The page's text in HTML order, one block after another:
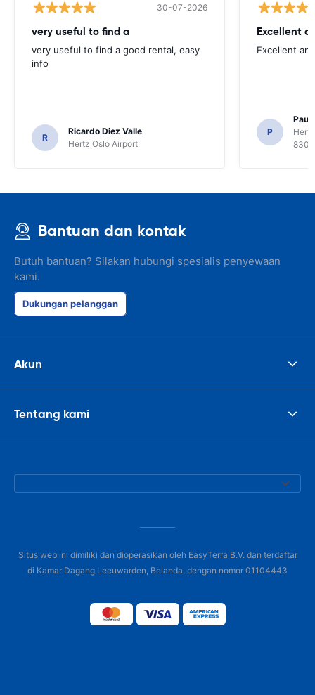
30-07-2026
very useful to find a
very useful to find a good rental, easy
info
R
Ricardo Diez Valle
Hertz Oslo Airport
Excellent
Excellent
P
Paul
8300
Bantuan dan kontak
Butuh bantuan? Silakan hubungi spesialis penyewaan
kami.
Dukungan pelanggan
Akun
Tentang kami
Situs web ini dimiliki dan dioperasikan oleh EasyTerra B.V. dan terdaftar
di Kamar Dagang Leeuwarden, Belanda, dengan nomor 01104443